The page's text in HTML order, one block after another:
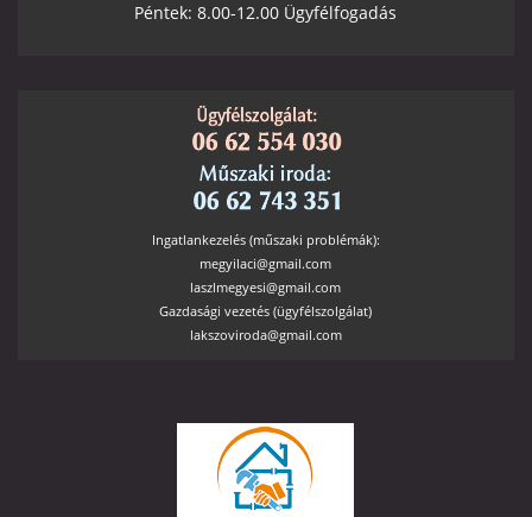
Péntek: 8.00-12.00 Ügyfélfogadás
Ingatlankezelés (műszaki problémák):
megyilaci@gmail.com
laszlmegyesi@gmail.com
Gazdasági vezetés (ügyfélszolgálat)
lakszoviroda@gmail.com